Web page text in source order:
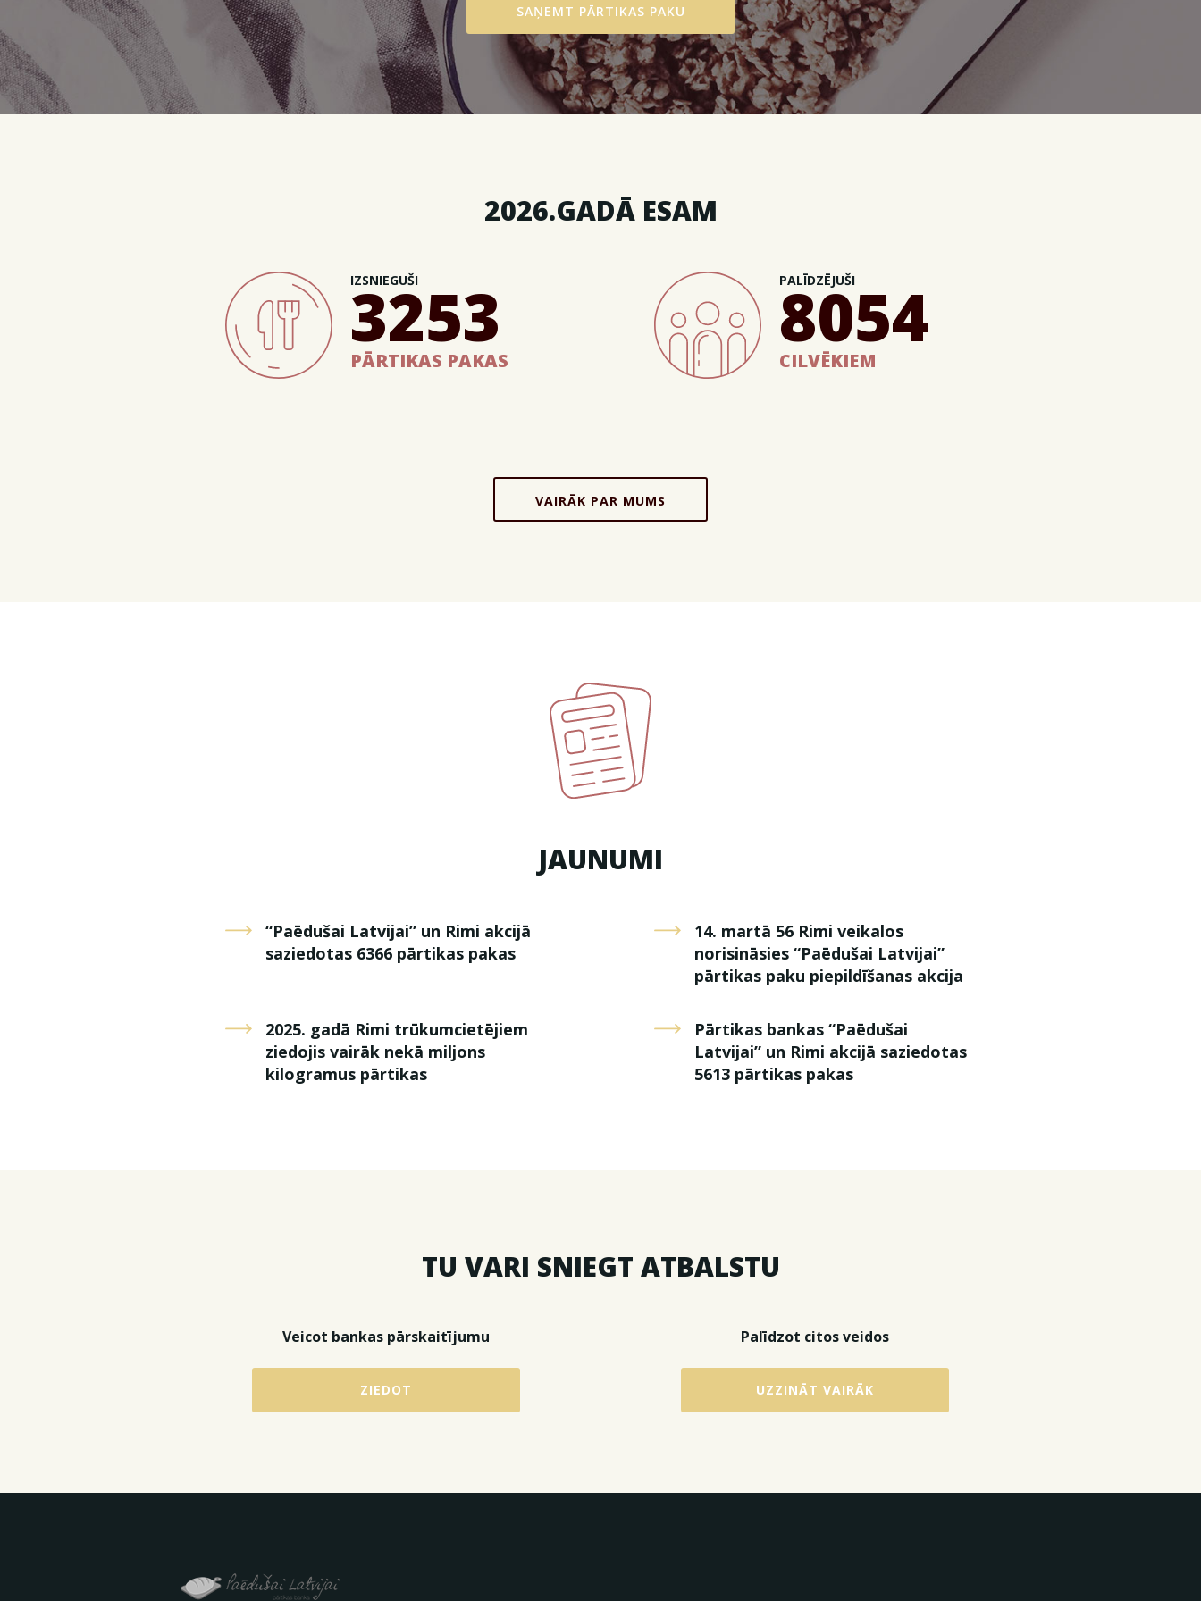
SAŅEMT PĀRTIKAS PAKU
2026.GADĀ ESAM
IZSNIEGUŠI
3253
PĀRTIKAS PAKAS
PALĪDZĒJUŠI
8054
CILVĒKIEM
VAIRĀK PAR MUMS
JAUNUMI
“Paēdušai Latvijai” un Rimi akcijā
saziedotas 6366 pārtikas pakas
14. martā 56 Rimi veikalos
norisināsies “Paēdušai Latvijai”
pārtikas paku piepildīšanas akcija
2025. gadā Rimi trūkumcietējiem
ziedojis vairāk nekā miljons
kilogramus pārtikas
Pārtikas bankas “Paēdušai
Latvijai” un Rimi akcijā saziedotas
5613 pārtikas pakas
TU VARI SNIEGT ATBALSTU
Veicot bankas pārskaitījumu
ZIEDOT
Palīdzot citos veidos
UZZINĀT VAIRĀK